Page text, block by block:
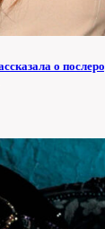
о